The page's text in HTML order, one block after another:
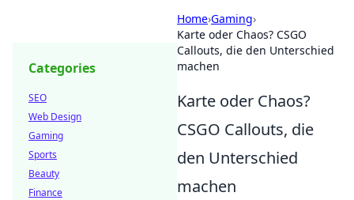
Home›Gaming›
Karte oder Chaos? CSGO
Callouts, die den Unterschied
machen
Karte oder Chaos?
CSGO Callouts, die
den Unterschied
machen
Categories
SEO
Web Design
Gaming
Sports
Beauty
Finance